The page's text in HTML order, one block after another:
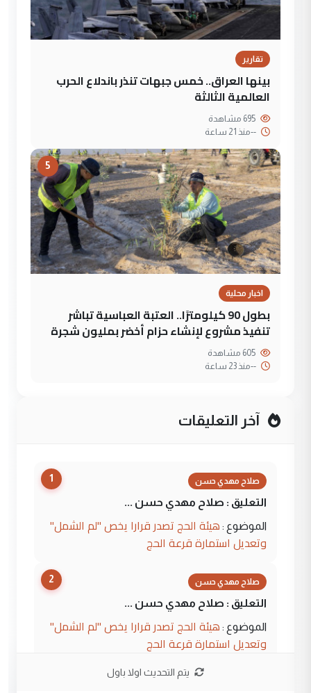
تقارير
بينها العراق.. خمس جبهات تنذر باندلاع الحرب
العالمية الثالثة
--منذ 21 ساعة
5
اخبار محلية
بطول 90 كيلومترًا.. العتبة العباسية تباشر
تنفيذ مشروع لإنشاء حزام أخضر بمليون شجرة
--منذ 23 ساعة
آخر التعليقات
1 صلاح مهدي حسن
التعليق : صلاح مهدي حسن ...
الموضوع : هيئة الحج تصدر قرارا يخص "لم الشمل"
وتعديل استمارة قرعة الحج
2 صلاح مهدي حسن
التعليق : صلاح مهدي حسن ...
الموضوع : هيئة الحج تصدر قرارا يخص "لم الشمل"
وتعديل استمارة قرعة الحج
يتم التحديث اولا باول